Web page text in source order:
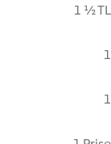
1 ½ TL
1
1